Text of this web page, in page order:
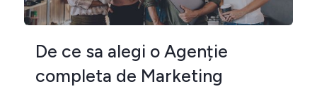
De ce sa alegi o Agenție
completa de Marketing